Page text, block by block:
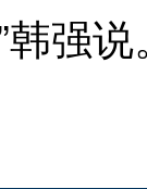
强说